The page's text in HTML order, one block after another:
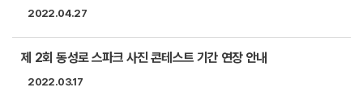
2022.04.27
제 2회 동성로 스파크 사진 콘테스트 기간 연장 안내
2022.03.17